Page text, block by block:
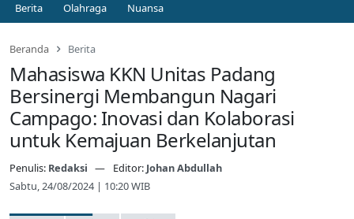
Berita Olahraga Nuansa
Beranda Berita
Mahasiswa KKN Unitas Padang
Bersinergi Membangun Nagari
Campago: Inovasi dan Kolaborasi
untuk Kemajuan Berkelanjutan
Penulis: Redaksi Editor: Johan Abdullah
Sabtu, 24/08/2024 | 10:20 WIB